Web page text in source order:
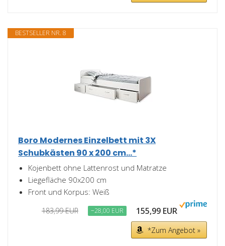
BESTSELLER NR. 8
Boro Modernes Einzelbett mit 3X
Schubkästen 90 x 200 cm...*
Kojenbett ohne Lattenrost und Matratze
Liegefläche 90x200 cm
Front und Korpus: Weiß
183,99 EUR −28,00 EUR 155,99 EUR
*Zum Angebot »